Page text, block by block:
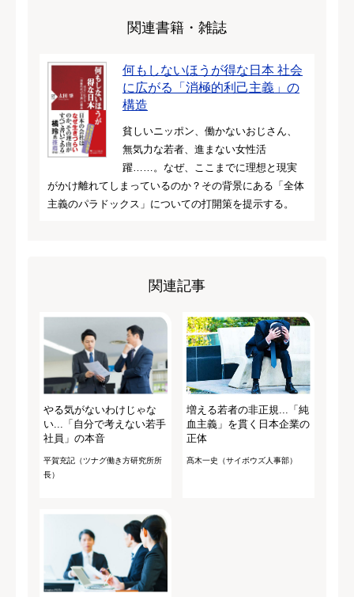
関連書籍・雑誌
何もしないほうが得な日本 社会
に広がる「消極的利己主義」の
構造
貧しいニッポン、働かないおじさん、
無気力な若者、進まない女性活
躍……。なぜ、ここまでに理想と現実
がかけ離れてしまっているのか？その背景にある「全体
主義のパラドックス」についての打開策を提示する。
関連記事
やる気がないわけじゃな
い...「自分で考えない若手
社員」の本音
平賀充記（ツナグ働き方研究所所
長）
増える若者の非正規...「純
血主義」を貫く日本企業の
正体
髙木一史（サイボウズ人事部）